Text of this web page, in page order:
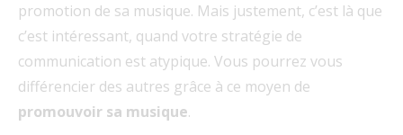
promotion de sa musique. Mais justement, c’est là que
c’est intéressant, quand votre stratégie de
communication est atypique. Vous pourrez vous
différencier des autres grâce à ce moyen de
promouvoir sa musique.